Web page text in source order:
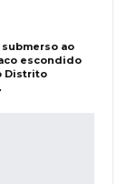
ao
escondido
Distrito